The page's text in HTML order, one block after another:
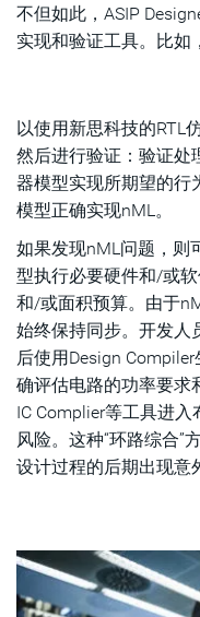
不但如此，ASIP
实现和验证工具。比如
以使用新思科技的RTL
然后进行验证：验证处
器模型实现所期望的行
模型正确实现nML。
如果发现nML问题，则
型执行必要硬件和/或
和/或面积预算。由于
始终保持同步。开发人
后使用Design
确评估电路的功率要求
IC Complier等工具进
风险。这种“环路综合”
设计过程的后期出现意